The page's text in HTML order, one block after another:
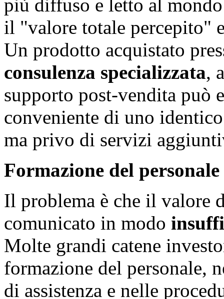
più diffuso e letto al
il "valore totale percepito"
Un prodotto acquistato
consulenza specializzata,
supporto post-vendita può
conveniente di uno
ma privo di servizi
Formazione del personale
Il problema è che il valore
comunicato in modo
Molte grandi catene
formazione del personale,
di assistenza e nelle